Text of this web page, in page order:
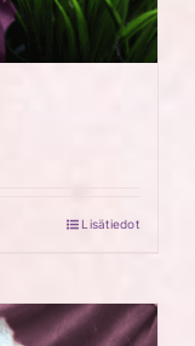
Lisätiedot